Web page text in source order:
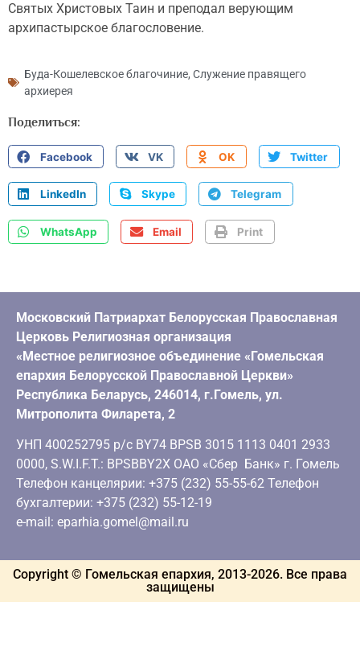
Святых Христовых Таин и преподал верующим
архипастырское благословение.
Буда-Кошелевское благочиние, Служение правящего
архиерея
Поделиться:
Facebook VK OK Twitter
LinkedIn Skype Telegram
WhatsApp Email Print
Московский Патриархат Белорусская Православная
Церковь Религиозная организация
«Местное религиозное объединение «Гомельская
епархия Белорусской Православной Церкви»
Республика Беларусь, 246014, г.Гомель, ул.
Митрополита Филарета, 2
УНП 400252795 р/с BY74 BPSB 3015 1113 0401 2933
0000, S.W.I.F.T.: BPSBBY2X ОАО «Сбер Банк» г. Гомель
Телефон канцелярии: +375 (232) 55-55-62 Телефон
бухгалтерии: +375 (232) 55-12-19
e-mail: eparhia.gomel@mail.ru
Copyright © Гомельская епархия, 2013-2026. Все права
защищены